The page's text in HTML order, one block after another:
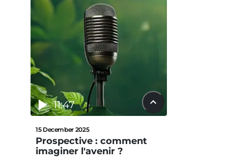
11:47
15 December 2025
Prospective : comment
imaginer l'avenir ?